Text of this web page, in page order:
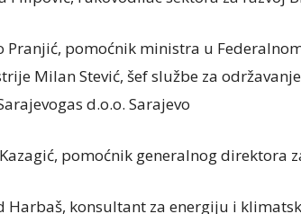
Pranjić, pomoćnik ministra u
Milan Stević, šef službe za
d.o.o. Sarajevo
pomoćnik generalnog direktora
Harbaš, konsultant za energiju i